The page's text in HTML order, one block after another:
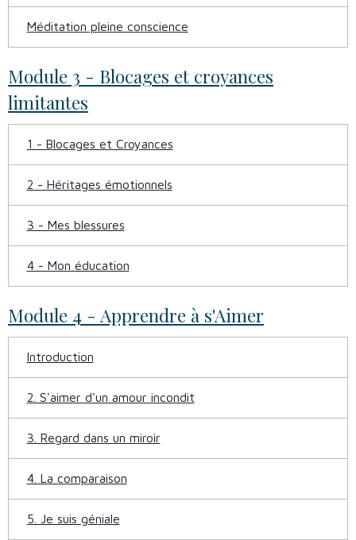
Méditation pleine conscience
Module 3 - Blocages et croyances
limitantes
1 - Blocages et Croyances
2 - Héritages émotionnels
3 - Mes blessures
4 - Mon éducation
Module 4 - Apprendre à s'Aimer
Introduction
2. S'aimer d'un amour incondit
3. Regard dans un miroir
4. La comparaison
5. Je suis géniale